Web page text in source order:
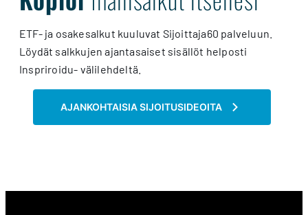
alueen ammattilaista.
ETF- ja osakesalkut kuuluvat Sijoittaja60 palveluun.
Löydät salkkujen ajantasaiset sisällöt helposti
Inspriroidu- välilehdeltä.
AJANKOHTAISIA SIJOITUSIDEOITA